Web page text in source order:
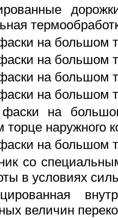
на большом
на большом
на большом
на большом
на
торце наружного
на большом
со
в условиях
величин